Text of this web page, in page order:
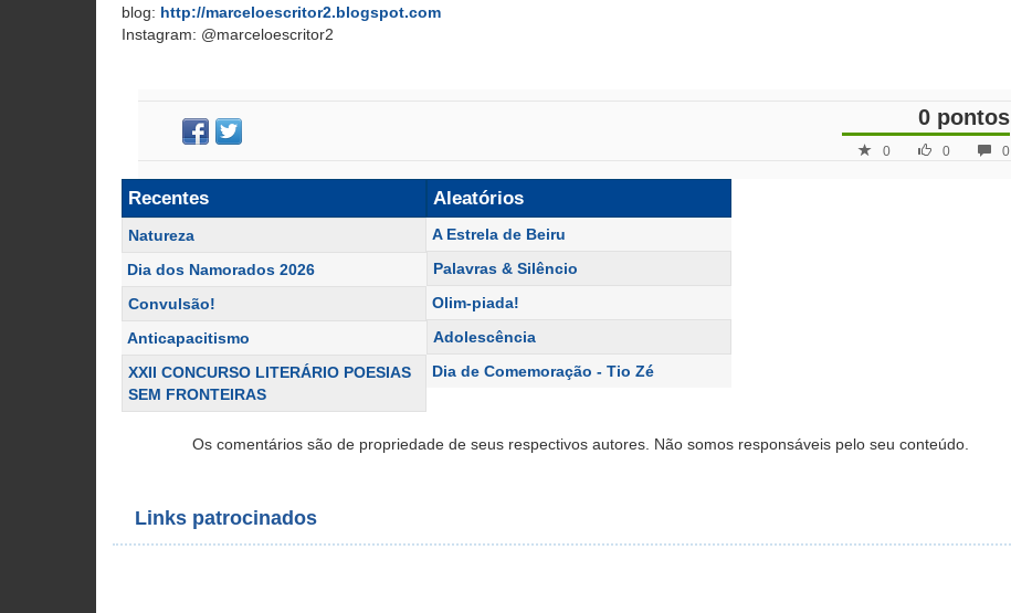
blog: http://marceloescritor2.blogspot.com
Instagram: @marceloescritor2
0 pontos
0
0
0
Recentes
Natureza
Dia dos Namorados 2026
Convulsão!
Anticapacitismo
XXII CONCURSO LITERÁRIO POESIAS
SEM FRONTEIRAS
Aleatórios
A Estrela de Beiru
Palavras & Silêncio
Olim-piada!
Adolescência
Dia de Comemoração - Tio Zé
Os comentários são de propriedade de seus respectivos autores. Não somos responsáveis pelo seu conteúdo.
Links patrocinados